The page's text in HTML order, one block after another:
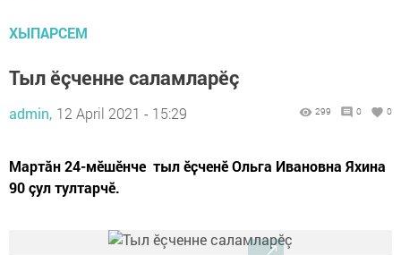
ХЫПАРСЕМ
Тыл ӗçченне саламларӗç
admin, 12 April 2021 - 15:29 299 0 0
Мартăн 24-мӗшӗнче тыл ӗҫченӗ Ольга Ивановна Яхина
90 çул тултарчӗ.